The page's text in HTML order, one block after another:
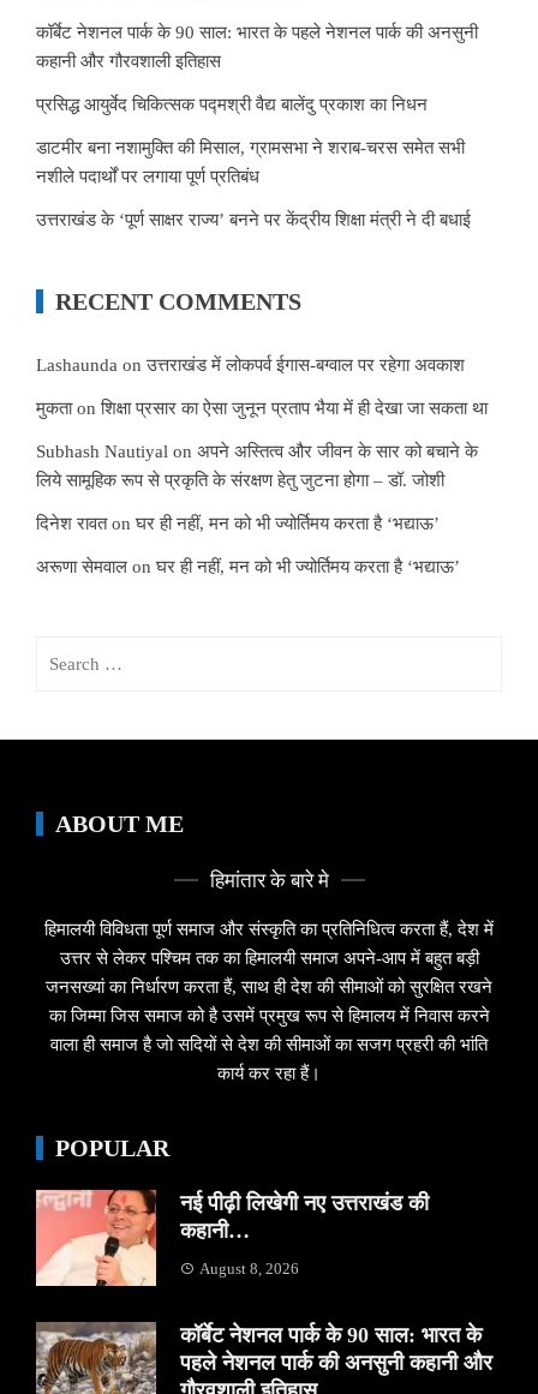
कॉर्बेट नेशनल पार्क के 90 साल: भारत के पहले नेशनल पार्क की अनसुनी
कहानी और गौरवशाली इतिहास
प्रसिद्ध आयुर्वेद चिकित्सक पद्मश्री वैद्य बालेंदु प्रकाश का निधन
डाटमीर बना नशामुक्ति की मिसाल, ग्रामसभा ने शराब-चरस समेत सभी
नशीले पदार्थों पर लगाया पूर्ण प्रतिबंध
उत्तराखंड के ‘पूर्ण साक्षर राज्य’ बनने पर केंद्रीय शिक्षा मंत्री ने दी बधाई
RECENT COMMENTS
Lashaunda onउत्तराखंड में लोकपर्व ईगास-बग्वाल पर रहेगा अवकाश
मुकताonशिक्षा प्रसार का ऐसा जुनून प्रताप भैया में ही देखा जा सकता था
Subhash Nautiyal on अपने अस्तित्व और जीवन के सार को बचाने के
लिये सामूहिक रूप से प्रकृति के संरक्षण हेतु जुटना होगा – डॉ. जोशी
दिनेश रावतonघर ही नहीं, मन को भी ज्योर्तिमय करता है ‘भद्याऊ’
अरूणा सेमवाल onघर ही नहीं, मन को भी ज्योर्तिमय करता है ‘भद्याऊ’
ABOUT ME
हिमांतार के बारे मे
हिमालयी विविधता पूर्ण समाज और संस्कृति का प्रतिनिधित्व करता हैं, देश में
उत्तर से लेकर पश्चिम तक का हिमालयी समाज अपने-आप में बहुत बड़ी
जनसख्यां का निर्धारण करता हैं, साथ ही देश की सीमाओं को सुरक्षित रखने
का जिम्मा जिस समाज को है उसमें प्रमुख रूप से हिमालय में निवास करने
वाला ही समाज है जो सदियों से देश की सीमाओं का सजग प्रहरी की भांति
कार्य कर रहा हैं।
POPULAR
नई पीढ़ी लिखेगी नए उत्तराखंड की
कहानी…
August 8, 2026
कॉर्बेट नेशनल पार्क के 90 साल: भारत के
पहले नेशनल पार्क की अनसुनी कहानी और